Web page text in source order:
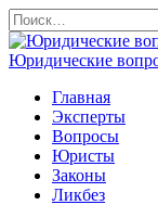
Перейти
к
содержанию
Search
for:
Юридические
Главная
Эксперты
Вопросы
Юристы
Законы
Ликбез